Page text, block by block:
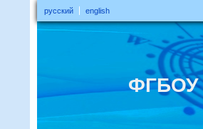
русский english
ФГБОУ